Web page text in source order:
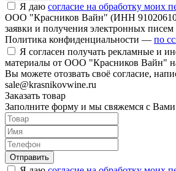
Я даю согласие на обработку моих
ООО "Красников Вайн" (ИНН
заявки и получения электронных
Политика конфиденциальности — по
Я согласен получать рекламные и
материалы от ООО "Красников Вайн"
Вы можете отозвать своё согласие,
sale@krasnikovwine.ru
Заказать товар
Заполните форму и мы свяжемся с Вами
Отправить